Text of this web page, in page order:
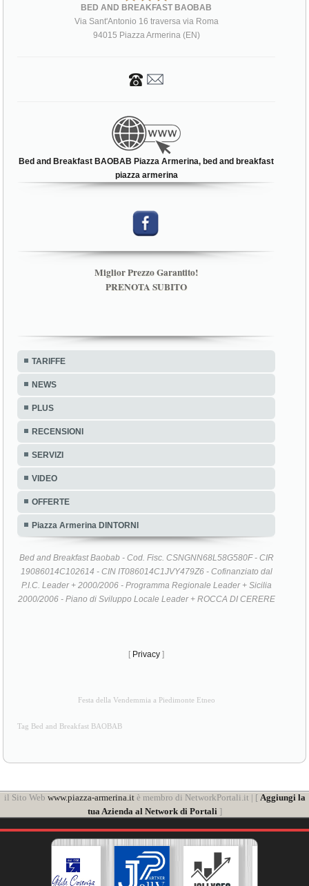
BED AND BREAKFAST BAOBAB
Via Sant'Antonio 16 traversa via Roma
94015 Piazza Armerina (EN)
Bed and Breakfast BAOBAB Piazza Armerina, bed and breakfast
piazza armerina
Miglior Prezzo Garantito!
PRENOTA SUBITO
TARIFFE
NEWS
PLUS
RECENSIONI
SERVIZI
VIDEO
OFFERTE
Piazza Armerina DINTORNI
Bed and Breakfast Baobab - Cod. Fisc. CSNGNN68L58G580F - CIR
19086014C102614 - CIN IT086014C1JVY479Z6 - Cofinanziato dal
P.I.C. Leader + 2000/2006 - Programma Regionale Leader + Sicilia
2000/2006 - Piano di Sviluppo Locale Leader + ROCCA DI CERERE
[ Privacy ]
Festa della Vendemmia a Piedimonte Etneo
Tag Bed and Breakfast BAOBAB
il Sito Web www.piazza-armerina.itè membro di NetworkPortali.it | [ Aggiungi la
tua Azienda al Network di Portali ]